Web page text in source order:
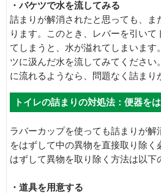
・バケツで水を流してみる
詰まりが解消されたと思っても、ま
ります。このとき、レバーを引いて
てしまうと、水が溢れてしまいます
ツに汲んだ水を流してみてください
に流れるようなら、問題なく詰まり
トイレの詰まりの対処法：便器を
ラバーカップを使っても詰まりが解
をはずして中の異物を直接取り除く
はずして異物を取り除く方法は以下
・道具を用意する